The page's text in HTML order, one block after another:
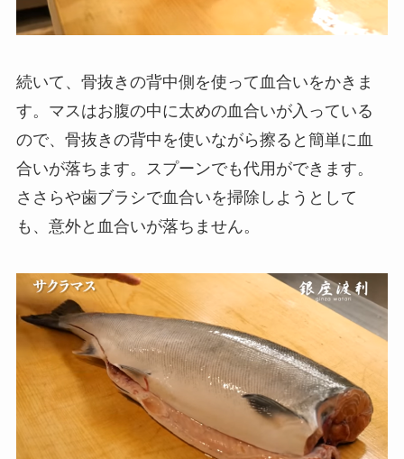
続いて、骨抜きの背中側を使って血合いをかきま
す。マスはお腹の中に太めの血合いが入っている
ので、骨抜きの背中を使いながら擦ると簡単に血
合いが落ちます。スプーンでも代用ができます。
ささらや歯ブラシで血合いを掃除しようとして
も、意外と血合いが落ちません。